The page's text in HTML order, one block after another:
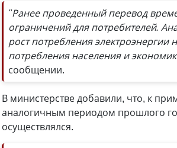
"Ранее проведенный перевод
ограничений для потребителей.
рост потребления
потребления населения и
сообщении.
В министерстве добавили, что, к
аналогичным периодом прошлого
осуществлялся.